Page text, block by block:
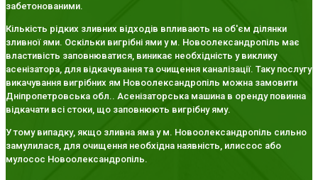
забетонованими.
Кількість рідких зливних відходів впливають на об'єм ділянки
зливної ями. Оскільки вигрібні ями у м. Новоолександропіль має
властивість заповнюватися, виникає необхідність у виклику
асенізатора, для відкачування та очищення каналізації. Таку послугу
викачування вигрібних ям Новоолександропіль можна замовити
Дніпропетровська обл.. Асенізаторська машина в оренду повинна
відкачати всі стоки, що заповнюють вигрібну яму.
У тому випадку, якщо зливна яма у м. Новоолександропіль сильно
замулилася, для очищення необхідна наявність, илиссос або
мулосос Новоолександропіль.